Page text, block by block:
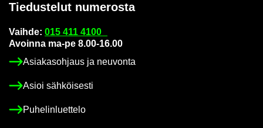
Tie­dus­te­lut nu­me­ros­ta
Vaih­de: 015 411 4100
Avoin­na ma-pe 8.00-16.00
Asia­kas­oh­jaus ja neu­von­ta
Asioi säh­köi­ses­ti
Pu­he­lin­luet­te­lo